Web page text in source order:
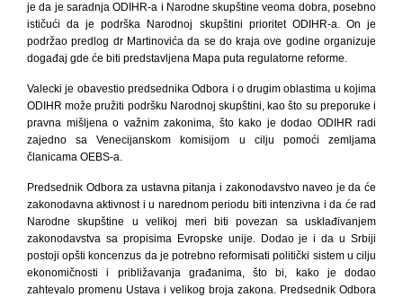
je da je saradnja ODIHR-a i Narodne skupštine veoma dobra, posebno
ističući da je podrška Narodnoj skupštini prioritet ODIHR-a. On je
podržao predlog dr Martinovića da se do kraja ove godine organizuje
događaj gde će biti predstavljena Mapa puta regulatorne reforme.
Valecki je obavestio predsednika Odbora i o drugim oblastima u kojima
ODIHR može pružiti podršku Narodnoj skupštini, kao što su preporuke i
pravna mišljena o važnim zakonima, što kako je dodao ODIHR radi
zajedno sa Venecijanskom komisijom u cilju pomoći zemljama
članicama OEBS-a.
Predsednik Odbora za ustavna pitanja i zakonodavstvo naveo je da će
zakonodavna aktivnost i u narednom periodu biti intenzivna i da će rad
Narodne skupštine u velikoj meri biti povezan sa usklađivanjem
zakonodavstva sa propisima Evropske unije. Dodao je i da u Srbiji
postoji opšti koncenzus da je potrebno reformisati politički sistem u cilju
ekonomičnosti i približavanja građanima, što bi, kako je dodao
zahtevalo promenu Ustava i velikog broja zakona. Predsednik Odbora